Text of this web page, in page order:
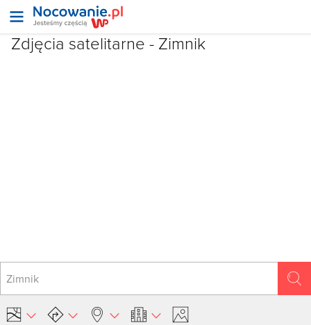
Zdjęcia satelitarne - Zimnik